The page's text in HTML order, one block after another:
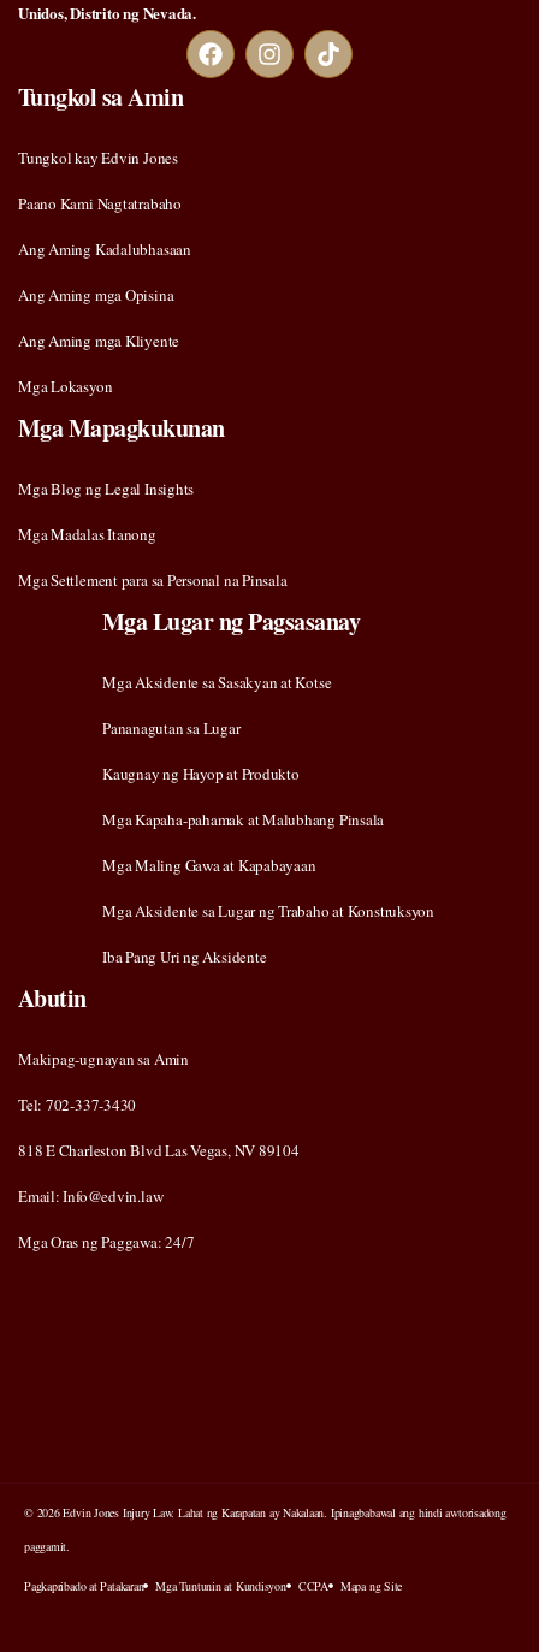
Unidos, Distrito ng Nevada.
Tungkol sa Amin
Tungkol kay Edvin Jones
Paano Kami Nagtatrabaho
Ang Aming Kadalubhasaan
Ang Aming mga Opisina
Ang Aming mga Kliyente
Mga Lokasyon
Mga Mapagkukunan
Mga Blog ng Legal Insights
Mga Madalas Itanong
Mga Settlement para sa Personal na Pinsala
Mga Lugar ng Pagsasanay
Mga Aksidente sa Sasakyan at Kotse
Pananagutan sa Lugar
Kaugnay ng Hayop at Produkto
Mga Kapaha-pahamak at Malubhang Pinsala
Mga Maling Gawa at Kapabayaan
Mga Aksidente sa Lugar ng Trabaho at Konstruksyon
Iba Pang Uri ng Aksidente
Abutin
Makipag-ugnayan sa Amin
Tel: 702-337-3430
818 E Charleston Blvd Las Vegas, NV 89104
Email: Info@edvin.law
Mga Oras ng Paggawa: 24/7
© 2026 Edvin Jones Injury Law. Lahat ng Karapatan ay Nakalaan. Ipinagbabawal ang hindi awtorisadong
paggamit.
Pagkapribado at Patakaran Mga Tuntunin at Kundisyon CCPA Mapa ng Site